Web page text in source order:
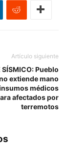
Artículo siguiente
SÍSMICO: Pueblo
extiende mano
médicos
afectados por
terremotos